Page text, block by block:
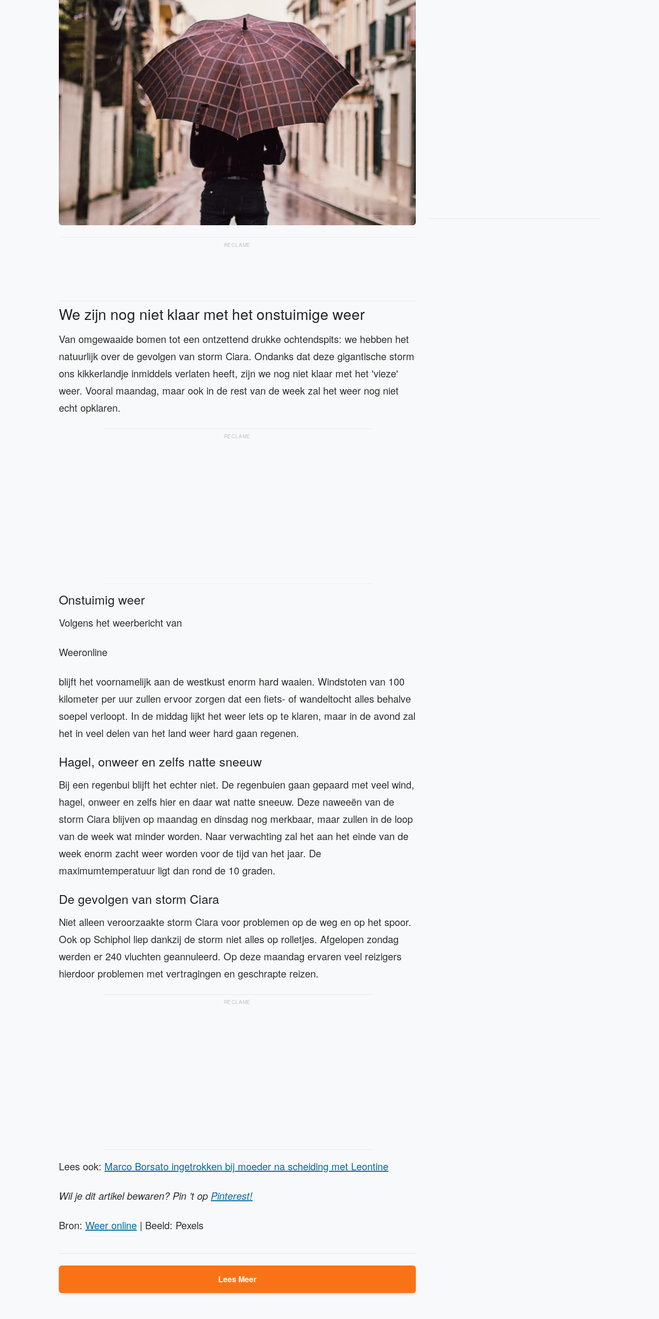
RECLAME
We zijn nog niet klaar met het onstuimige weer
Van omgewaaide bomen tot een ontzettend drukke ochtendspits: we hebben het
natuurlijk over de gevolgen van storm Ciara. Ondanks dat deze gigantische storm
ons kikkerlandje inmiddels verlaten heeft, zijn we nog niet klaar met het 'vieze'
weer. Vooral maandag, maar ook in de rest van de week zal het weer nog niet
echt opklaren.
RECLAME
Onstuimig weer
Volgens het weerbericht van
Weeronline
blijft het voornamelijk aan de westkust enorm hard waaien. Windstoten van 100
kilometer per uur zullen ervoor zorgen dat een fiets- of wandeltocht alles behalve
soepel verloopt. In de middag lijkt het weer iets op te klaren, maar in de avond zal
het in veel delen van het land weer hard gaan regenen.
Hagel, onweer en zelfs natte sneeuw
Bij een regenbui blijft het echter niet. De regenbuien gaan gepaard met veel wind,
hagel, onweer en zelfs hier en daar wat natte sneeuw. Deze naweeën van de
storm Ciara blijven op maandag en dinsdag nog merkbaar, maar zullen in de loop
van de week wat minder worden. Naar verwachting zal het aan het einde van de
week enorm zacht weer worden voor de tijd van het jaar. De
maximumtemperatuur ligt dan rond de 10 graden.
De gevolgen van storm Ciara
Niet alleen veroorzaakte storm Ciara voor problemen op de weg en op het spoor.
Ook op Schiphol liep dankzij de storm niet alles op rolletjes. Afgelopen zondag
werden er 240 vluchten geannuleerd. Op deze maandag ervaren veel reizigers
hierdoor problemen met vertragingen en geschrapte reizen.
RECLAME
Lees ook: Marco Borsato ingetrokken bij moeder na scheiding met Leontine
Wil je dit artikel bewaren? Pin ’t op Pinterest!
Bron: Weer online | Beeld: Pexels
Lees Meer